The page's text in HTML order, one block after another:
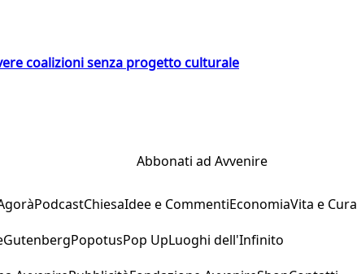
coalizioni senza progetto culturale
Abbonati ad Avvenire
PodcastChiesaIdee e CommentiEconomiaVita e Cura
GutenbergPopotusPop UpLuoghi dell'Infinito